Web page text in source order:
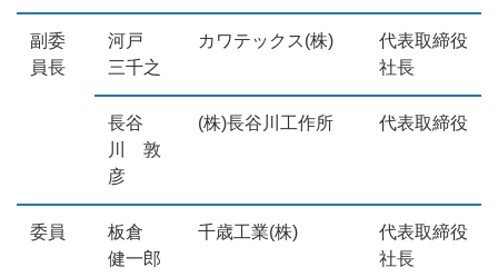
副委
員長
河戸
三千之
カワテックス(株)
代表取締役
社長
長谷
川 敦
彦
(株)長谷川工作所 代表取締役
委員
板倉
健一郎
千歳工業(株)
代表取締役
社長